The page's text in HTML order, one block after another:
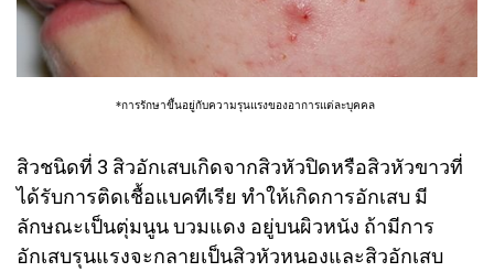
*การรักษาขึ้นอยู่กับความรุนแรงของอาการแต่ละบุคคล
สิวชนิดที่ 3 สิวอักเสบเกิดจากสิวหัวปิดหรือสิวหัวขาวที่
ได้รับการติดเชื้อแบคทีเรีย ทำให้เกิดการอักเสบ มี
ลักษณะเป็นตุ่มนูน บวมแดง อยู่บนผิวหนัง ถ้ามีการ
อักเสบรุนแรงจะกลายเป็นสิวหัวหนองและสิวอักเสบ